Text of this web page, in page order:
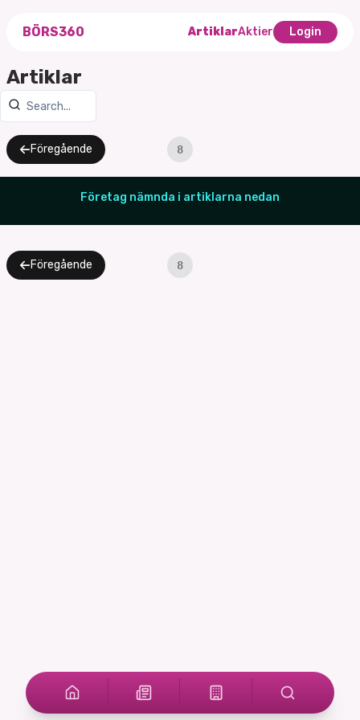
BÖRS360 ArtiklarAktier Login
Artiklar
Föregående 8
Företag nämnda i artiklarna nedan
Föregående 8